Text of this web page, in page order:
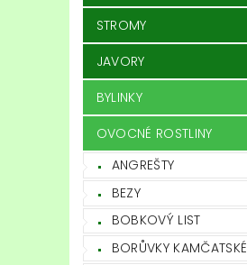
STROMY
JAVORY
BYLINKY
OVOCNÉ ROSTLINY
ANGREŠTY
BEZY
BOBKOVÝ LIST
BORŮVKY KAMČATSKÉ